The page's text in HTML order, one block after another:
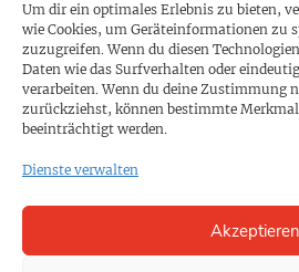
Um dir ein optimales Erlebnis zu bieten,
wie Cookies, um Geräteinformationen zu
zuzugreifen. Wenn du diesen
Daten wie das Surfverhalten oder
verarbeiten. Wenn du deine Zustimmung
zurückziehst, können bestimmte
beeinträchtigt werden.
Dienste verwalten
Akzeptieren
PROKOMPAKT
Impressum
SPENDEN
KONTAKT